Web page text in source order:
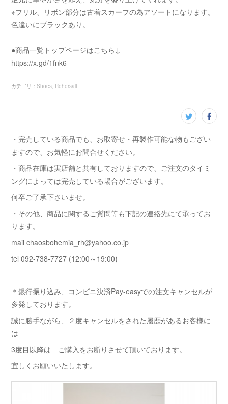
※フリル、リボン部分は古着スカーフの為アソートになります。
色違いにブラックあり。
●商品一覧トップページはこちら↓
https://x.gd/1fnk6
カテゴリ ： Shoes RehersalL
・完売している商品でも、お取寄せ・再製作可能な物もござい
ますので、お気軽にお問合せください。
・商品在庫は実店舗と共有しておりますので、ご注文のタイミ
ングによっては完売している場合がございます。
何卒ご了承下さいませ。
・その他、商品に関するご質問等も下記の連絡先にて承ってお
ります。
mail chaosbohemia_rh@yahoo.co.jp
tel 092-738-7727 (12:00～19:00)
＊銀行振り込み、コンビニ決済Pay-easyでの注文キャンセルが
多発しております。
誠に勝手ながら、２度キャンセルをされた履歴があるお客様に
は
3度目以降は ご購入をお断りさせて頂いております。
宜しくお願いいたします。